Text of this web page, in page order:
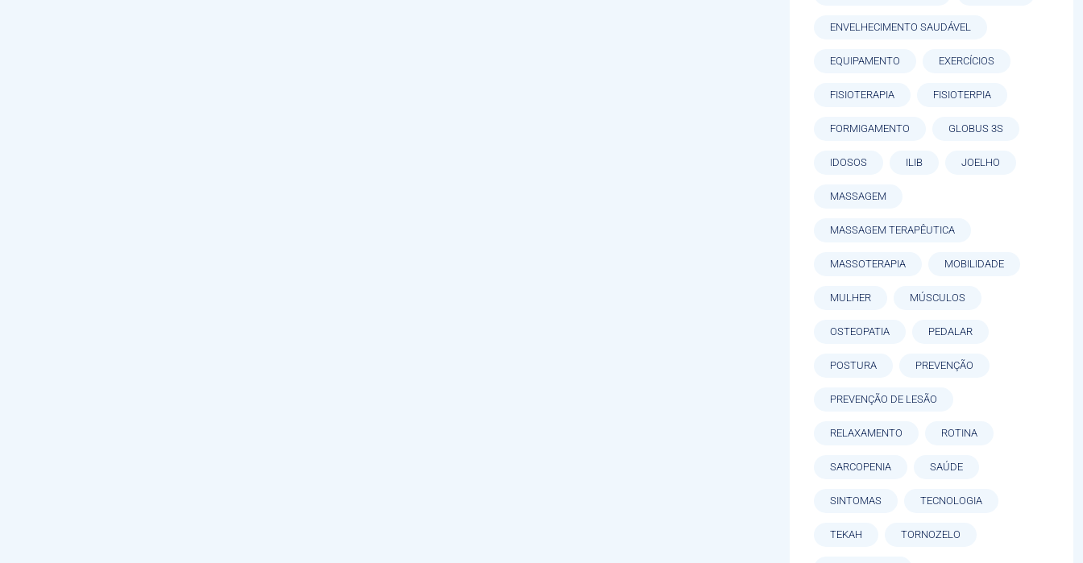
ENVELHECIMENTO SAUDÁVEL
EQUIPAMENTO EXERCÍCIOS
FISIOTERAPIA FISIOTERPIA
FORMIGAMENTO GLOBUS 3S
IDOSOS ILIB JOELHO
MASSAGEM
MASSAGEM TERAPÊUTICA
MASSOTERAPIA MOBILIDADE
MULHER MÚSCULOS
OSTEOPATIA PEDALAR
POSTURA PREVENÇÃO
PREVENÇÃO DE LESÃO
RELAXAMENTO ROTINA
SARCOPENIA SAÚDE
SINTOMAS TECNOLOGIA
TEKAH TORNOZELO